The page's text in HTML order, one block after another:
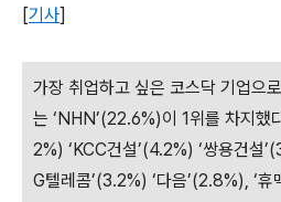
[기사]
가장 취업하고 싶은 코스닥 기업으
는 ‘NHN’(22.6%)이 1위를 차지했
2%) ‘KCC건설’(4.2%) ‘쌍용건설
G텔레콤’(3.2%) ‘다음’(2.8%), ‘